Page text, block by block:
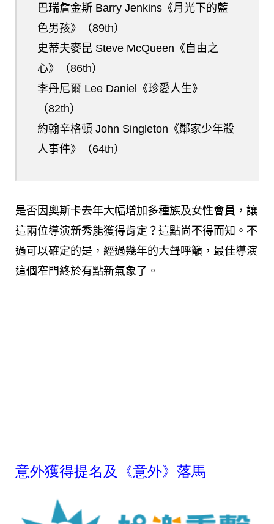
巴瑞詹金斯 Barry Jenkins《月光下的藍
色男孩》（89th）
史蒂夫麥昆 Steve McQueen《自由之
心》（86th）
李丹尼爾 Lee Daniel《珍愛人生》
（82th）
約翰辛格頓 John Singleton《鄰家少年殺
人事件》（64th）
是否因奧斯卡去年大幅增加多種族及女性會員，讓
這兩位導演新秀能獲得肯定？這點尚不得而知。不
過可以確定的是，經過幾年的大聲呼籲，最佳導演
這個窄門終於有點新氣象了。
意外獲得提名及《意外》落馬